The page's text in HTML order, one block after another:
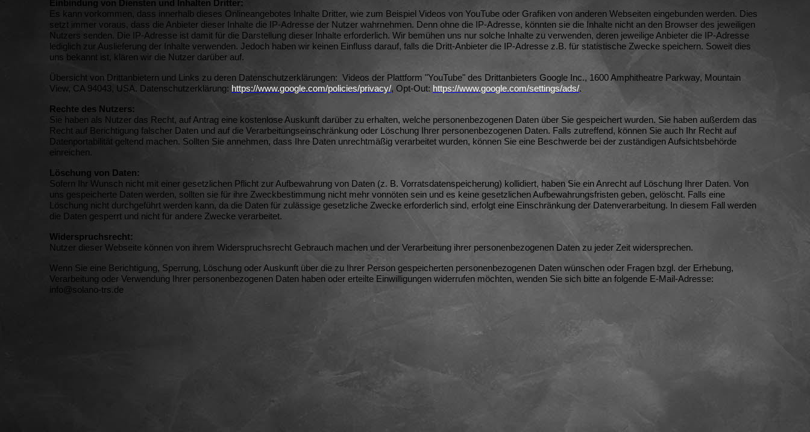
Einbindung von Diensten und Inhalten Dritter:
Es kann vorkommen, dass innerhalb dieses Onlineangebotes Inhalte Dritter, wie zum Beispiel Videos von YouTube oder Grafiken von anderen Webseiten eingebunden werden. Dies
setzt immer voraus, dass die Anbieter dieser Inhalte die IP-Adresse der Nutzer wahrnehmen. Denn ohne die IP-Adresse, könnten sie die Inhalte nicht an den Browser des jeweiligen
Nutzers senden. Die IP-Adresse ist damit für die Darstellung dieser Inhalte erforderlich. Wir bemühen uns nur solche Inhalte zu verwenden, deren jeweilige Anbieter die IP-Adresse
lediglich zur Auslieferung der Inhalte verwenden. Jedoch haben wir keinen Einfluss darauf, falls die Dritt-Anbieter die IP-Adresse z.B. für statistische Zwecke speichern. Soweit dies
uns bekannt ist, klären wir die Nutzer darüber auf.
Übersicht von Drittanbietern und Links zu deren Datenschutzerklärungen: Videos der Plattform "YouTube" des Drittanbieters Google Inc., 1600 Amphitheatre Parkway, Mountain
View, CA 94043, USA. Datenschutzerklärung: https://www.google.com/policies/privacy/, Opt-Out: https://www.google.com/settings/ads/.
Rechte des Nutzers:
Sie haben als Nutzer das Recht, auf Antrag eine kostenlose Auskunft darüber zu erhalten, welche personenbezogenen Daten über Sie gespeichert wurden. Sie haben außerdem das
Recht auf Berichtigung falscher Daten und auf die Verarbeitungseinschränkung oder Löschung Ihrer personenbezogenen Daten. Falls zutreffend, können Sie auch Ihr Recht auf
Datenportabilität geltend machen. Sollten Sie annehmen, dass Ihre Daten unrechtmäßig verarbeitet wurden, können Sie eine Beschwerde bei der zuständigen Aufsichtsbehörde
einreichen.
Löschung von Daten:
Sofern Ihr Wunsch nicht mit einer gesetzlichen Pflicht zur Aufbewahrung von Daten (z. B. Vorratsdatenspeicherung) kollidiert, haben Sie ein Anrecht auf Löschung Ihrer Daten. Von
uns gespeicherte Daten werden, sollten sie für ihre Zweckbestimmung nicht mehr vonnöten sein und es keine gesetzlichen Aufbewahrungsfristen geben, gelöscht. Falls eine
Löschung nicht durchgeführt werden kann, da die Daten für zulässige gesetzliche Zwecke erforderlich sind, erfolgt eine Einschränkung der Datenverarbeitung. In diesem Fall werden
die Daten gesperrt und nicht für andere Zwecke verarbeitet.
Widerspruchsrecht:
Nutzer dieser Webseite können von ihrem Widerspruchsrecht Gebrauch machen und der Verarbeitung ihrer personenbezogenen Daten zu jeder Zeit widersprechen.
Wenn Sie eine Berichtigung, Sperrung, Löschung oder Auskunft über die zu Ihrer Person gespeicherten personenbezogenen Daten wünschen oder Fragen bzgl. der Erhebung,
Verarbeitung oder Verwendung Ihrer personenbezogenen Daten haben oder erteilte Einwilligungen widerrufen möchten, wenden Sie sich bitte an folgende E-Mail-Adresse:
info@solano-trs.de